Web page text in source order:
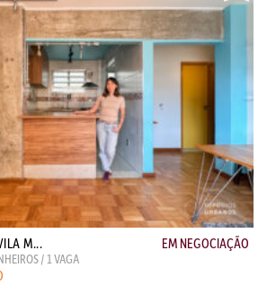
M... EM NEGOCIAÇÃO
/ 1 VAGA